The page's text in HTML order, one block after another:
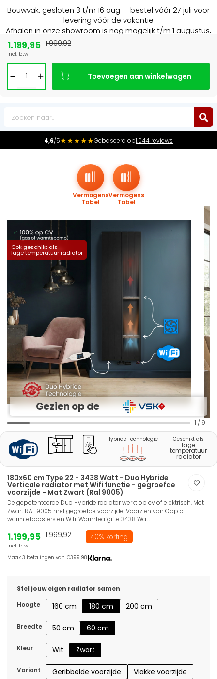
Bouwvak: gesloten 3 t/m 16 aug — bestel vóór 27 juli voor
levering vóór de vakantie
Afhalen in onze showroom is nog mogelijk t/m 1 augustus,
4,6/5★★★★★Gebaseerd op1.044 reviews
Gezien op de
Ook geschikt als
lage temperatuur radiator
Vermogens
Tabel
Vermogens
Tabel
1 / 9
Hybride Technologie Geschikt als
lage
temperatuur
radiator
180x60 cm Type 22 - 3438 Watt - Duo Hybride
Verticale radiator met Wifi functie - gegroefde
voorzijde - Mat Zwart (Ral 9005)
De gepatenteerde Duo Hybride radiator werkt op cv of elektrisch. Mat
Zwart RAL 9005 met gegroefde voorzijde. Voorzien van Oppio
warmteboosters en Wifi. Warmteafgifte 3438 Watt.
1.199,95
Incl. btw
1.999,92 40% korting
Maak 3 betalingen van €399,98.
Stel jouw eigen radiator samen
Hoogte
160 cm 180 cm 200 cm
Breedte 50 cm 60 cm
Kleur Wit Zwart
Variant Geribbelde voorzijde
Vlakke voorzijde
1.199,95
Incl. btw
1.999,92
Toevoegen aan winkelwagen